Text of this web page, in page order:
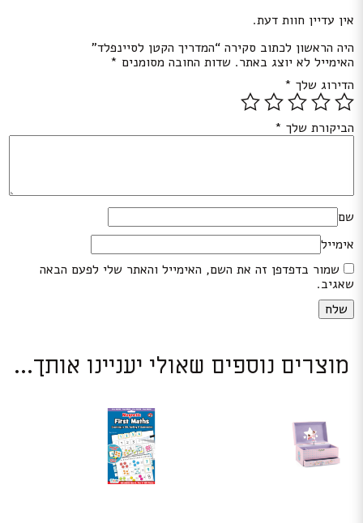
אין עדיין חוות דעת.
היה הראשון לכתוב סקירה “המדריך הקטן לסיינפלד”
האימייל לא יוצג באתר. שדות החובה מסומנים *
הדירוג שלך *
הביקורת שלך *
שם
אימייל
שמור בדפדפן זה את השם, האימייל והאתר שלי לפעם הבאה
שאגיב.
מוצרים נוספים שאולי יעניינו אותך...